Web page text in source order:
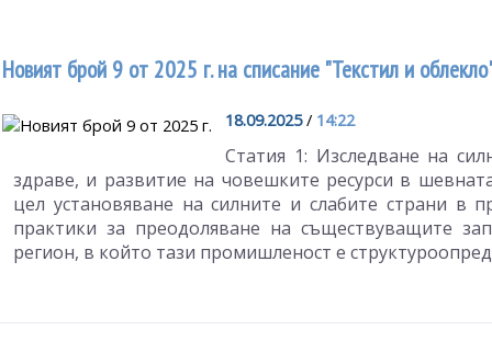
Новият брой 9 от 2025 г. на списание "Текстил и
18.09.2025/ 14:22
Статия 1: Изследване на
здраве, и развитие на човешките ресурси в
цел установяване на силните и слабите страни
практики за преодоляване на съществуващите
регион, в който тази промишленост е